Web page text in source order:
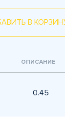
В
ОПИСАНИЕ
0.45